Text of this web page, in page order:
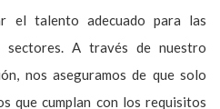
el talento adecuado para las
A través de nuestro
nos aseguramos de que solo
que cumplan con los requisitos